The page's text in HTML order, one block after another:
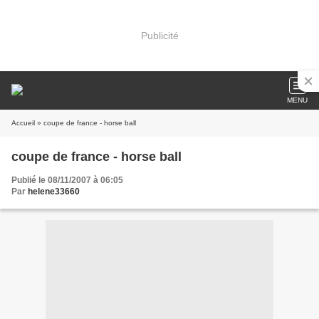
Publicité
MENU
Accueil » coupe de france - horse ball
coupe de france - horse ball
Publié le 08/11/2007 à 06:05
Par helene33660